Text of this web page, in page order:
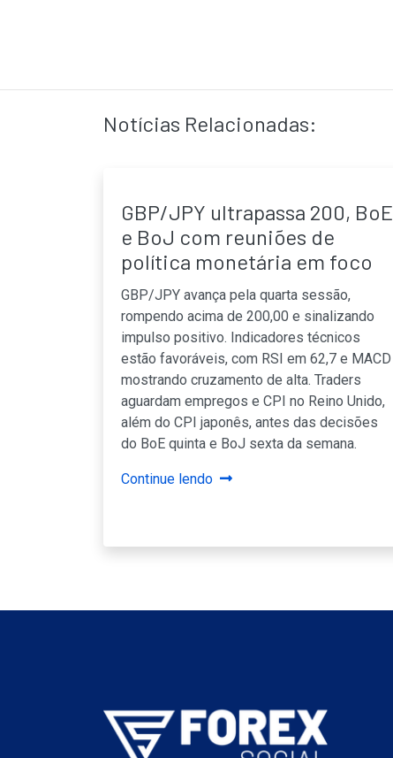
Notícias Relacionadas:
GBP/JPY ultrapassa 200, BoE
e BoJ com reuniões de
política monetária em foco
GBP/JPY avança pela quarta sessão,
rompendo acima de 200,00 e sinalizando
impulso positivo. Indicadores técnicos
estão favoráveis, com RSI em 62,7 e MACD
mostrando cruzamento de alta. Traders
aguardam empregos e CPI no Reino Unido,
além do CPI japonês, antes das decisões
do BoE quinta e BoJ sexta da semana.
Continue lendo